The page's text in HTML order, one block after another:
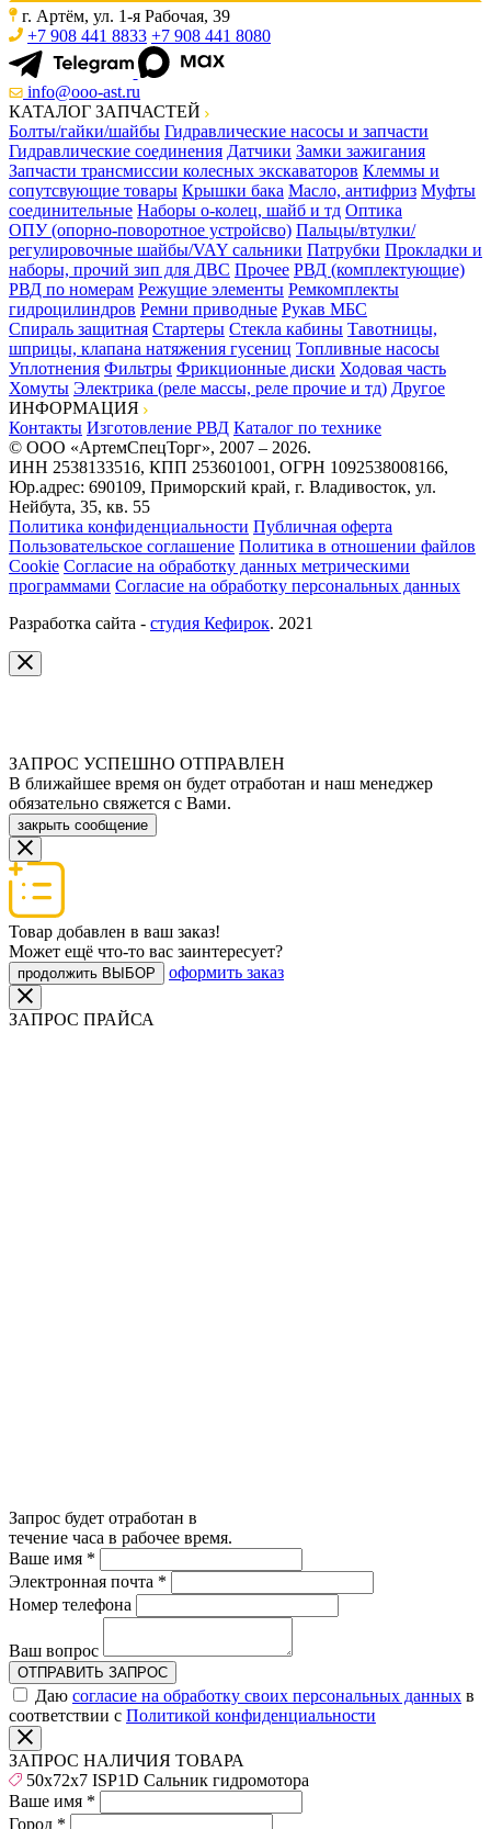
г. Артём, ул. 1-я Рабочая, 39
+7 908 441 8833 +7 908 441 8080
info@ooo-ast.ru
КАТАЛОГ ЗАПЧАСТЕЙ
Болты/гайки/шайбы Гидравлические насосы и запчасти
Гидравлические соединения Датчики Замки зажигания
Запчасти трансмиссии колесных экскаваторов Клеммы и
сопутсвующие товары Крышки бака Масло, антифриз Муфты
соединительные Наборы о-колец, шайб и тд Оптика
ОПУ (опорно-поворотное устройсво) Пальцы/втулки/
регулировочные шайбы/VAY сальники Патрубки Прокладки и
наборы, прочий зип для ДВС Прочее РВД (комплектующие)
РВД по номерам Режущие элементы Ремкомплекты
гидроцилиндров Ремни приводные Рукав МБС
Спираль защитная Стартеры Стекла кабины Тавотницы,
шприцы, клапана натяжения гусениц Топливные насосы
Уплотнения Фильтры Фрикционные диски Ходовая часть
Хомуты Электрика (реле массы, реле прочие и тд) Другое
ИНФОРМАЦИЯ
Контакты Изготовление РВД Каталог по технике
© ООО «АртемСпецТорг», 2007 – 2026.
ИНН 2538133516, КПП 253601001, ОГРН 1092538008166,
Юр.адрес: 690109, Приморский край, г. Владивосток, ул.
Нейбута, 35, кв. 55
Политика конфиденциальности Публичная оферта
Пользовательское соглашение Политика в отношении файлов
Cookie Согласие на обработку данных метрическими
программами Согласие на обработку персональных данных
Разработка сайта - студия Кефирок. 2021
ЗАПРОС УСПЕШНО ОТПРАВЛЕН
В ближайшее время он будет отработан и наш менеджер
обязательно свяжется с Вами.
закрыть сообщение
Товар добавлен в ваш заказ!
Может ещё что-то вас заинтересует?
продолжить ВЫБОР оформить заказ
ЗАПРОС ПРАЙСА
Запрос будет отработан в
течение часа в рабочее время.
Ваше имя *
Электронная почта *
Номер телефона
Ваш вопрос
ОТПРАВИТЬ ЗАПРОС
Даю согласие на обработку своих персональных данных в
соответствии с Политикой конфиденциальности
ЗАПРОС НАЛИЧИЯ ТОВАРА
50x72x7 ISP1D Сальник гидромотора
Ваше имя *
Город *